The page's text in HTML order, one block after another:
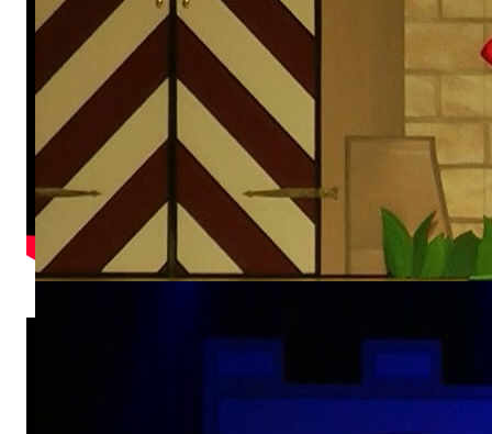
Teenie-Showtanz